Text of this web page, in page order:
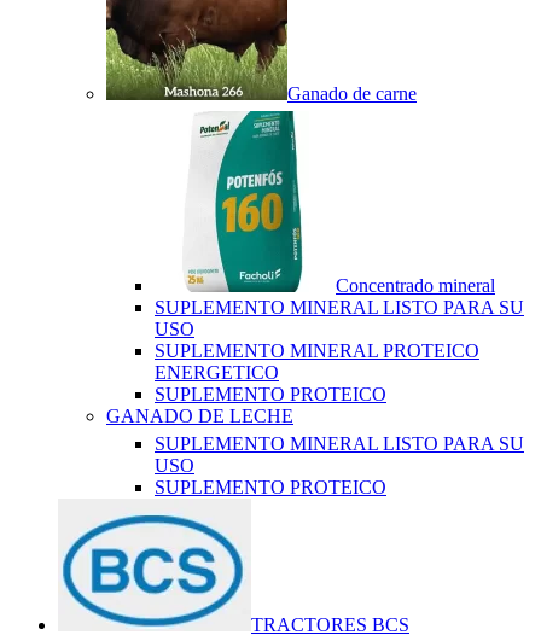
Ganado de carne
Concentrado mineral
SUPLEMENTO MINERAL LISTO PARA SU
USO
SUPLEMENTO MINERAL PROTEICO
ENERGETICO
SUPLEMENTO PROTEICO
GANADO DE LECHE
SUPLEMENTO MINERAL LISTO PARA SU
USO
SUPLEMENTO PROTEICO
TRACTORES BCS